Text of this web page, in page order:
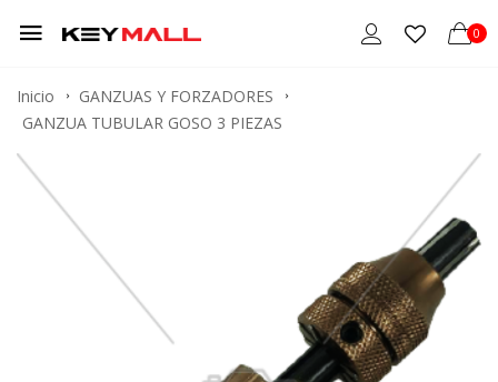
0
Inicio
GANZUAS Y FORZADORES
GANZUA TUBULAR GOSO 3 PIEZAS